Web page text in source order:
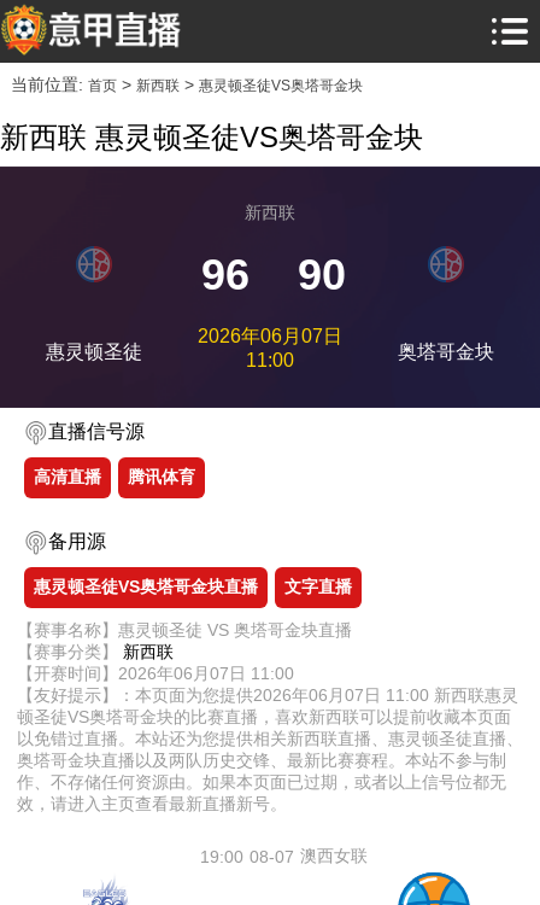
当前位置: 首页> 新西联> 惠灵顿圣徒VS奥塔哥金块
新西联 惠灵顿圣徒VS奥塔哥金块
惠灵顿圣徒
新西联
96 90
2026年06月07日
11:00
奥塔哥金块
直播信号源
高清直播 腾讯体育
备用源
惠灵顿圣徒VS奥塔哥金块直播 文字直播
【赛事名称】惠灵顿圣徒 VS 奥塔哥金块直播
【赛事分类】 新西联
【开赛时间】2026年06月07日 11:00
【友好提示】：本页面为您提供2026年06月07日 11:00 新西联惠灵
顿圣徒VS奥塔哥金块的比赛直播，喜欢新西联可以提前收藏本页面
以免错过直播。本站还为您提供相关新西联直播、惠灵顿圣徒直播、
奥塔哥金块直播以及两队历史交锋、最新比赛赛程。本站不参与制
作、不存储任何资源由。如果本页面已过期，或者以上信号位都无
效，请进入主页查看最新直播新号。
08-07
19:00 澳西女联